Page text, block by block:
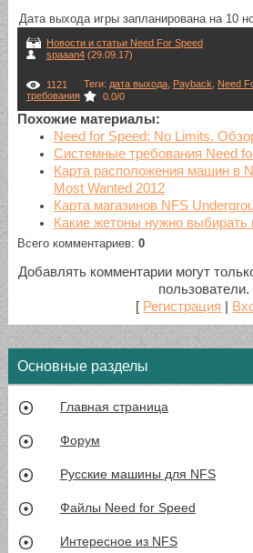
Дата выхода игры запланирована на 10
Новости и статьи Need For Speed
spaaan4(29.09.17)
1121 Теги: дата выхода, Payback Need
требования
0.0/0
Похожие материалы:
Need for Speed: No Limits.
Системные требования Need
Карта расположения машин в
Most Wanted 2012
Карта магазинов NFS
Какие жетоны нужно выбирать
Всего комментариев: 0
Добавлять комментарии могут
пользователи.
[ Регистрация
Основные разделы
Главная страница
Форум
Русские машины для NFS
Файлы Need for Speed
Интересное из NFS